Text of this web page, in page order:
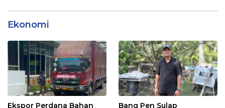
Ekonomi
Ekspor Perdana Bahan
Bang Pen Sulap